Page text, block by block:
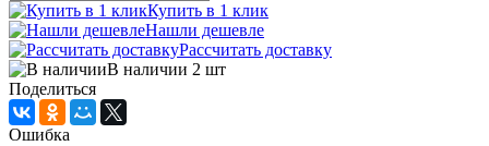
Купить в 1 клик
Нашли дешевле
Рассчитать доставку
В наличии 2 шт
Поделиться
Ошибка